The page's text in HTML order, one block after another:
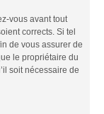
vous avant tout
corrects. Si tel
de vous assurer de
le propriétaire du
soit nécessaire de